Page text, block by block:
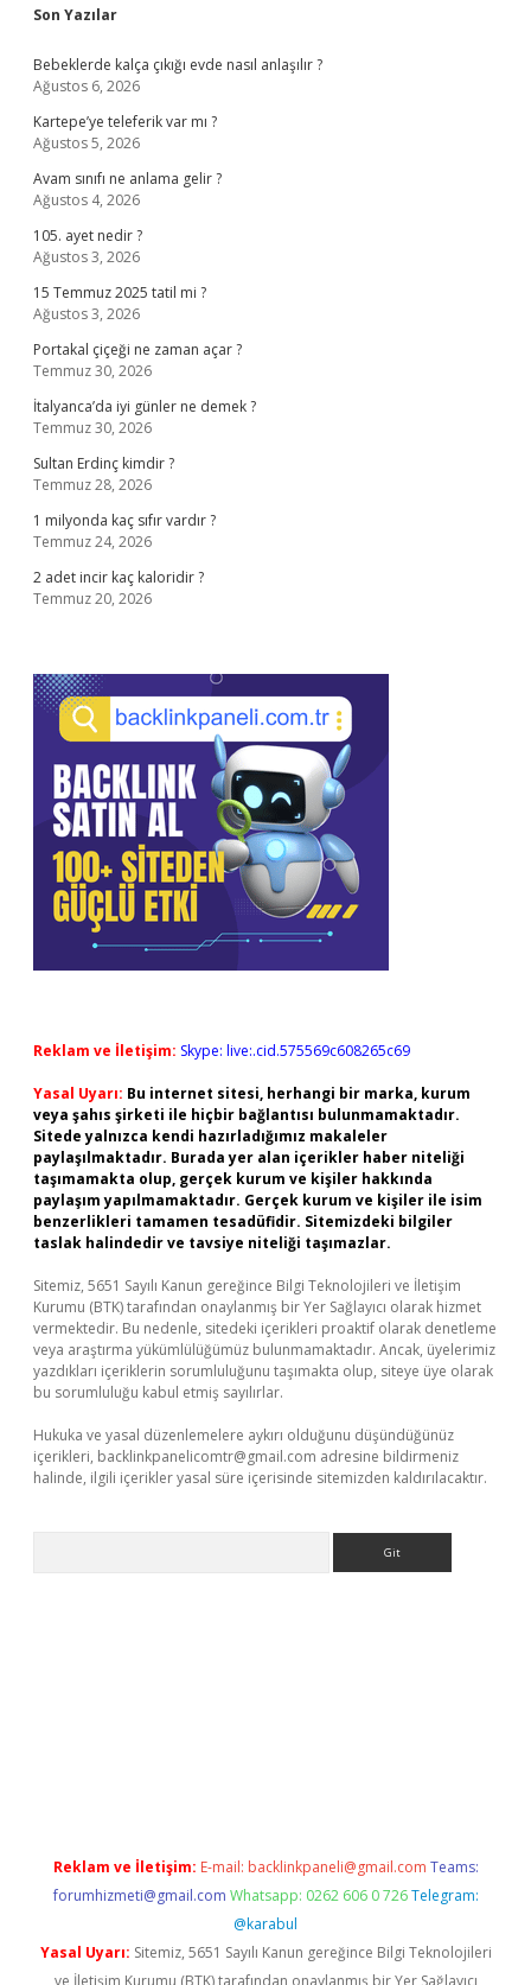
Sidebar
Son Yazılar
Bebeklerde kalça çıkığı evde nasıl anlaşılır ?
Ağustos 6, 2026
Kartepe’ye teleferik var mı ?
Ağustos 5, 2026
Avam sınıfı ne anlama gelir ?
Ağustos 4, 2026
105. ayet nedir ?
Ağustos 3, 2026
15 Temmuz 2025 tatil mi ?
Ağustos 3, 2026
Portakal çiçeği ne zaman açar ?
Temmuz 30, 2026
İtalyanca’da iyi günler ne demek ?
Temmuz 30, 2026
Sultan Erdinç kimdir ?
Temmuz 28, 2026
1 milyonda kaç sıfır vardır ?
Temmuz 24, 2026
2 adet incir kaç kaloridir ?
Temmuz 20, 2026
Reklam ve İletişim: Skype: live:.cid.575569c608265c69
Yasal Uyarı: Bu internet sitesi, herhangi bir marka, kurum
veya şahıs şirketi ile hiçbir bağlantısı bulunmamaktadır.
Sitede yalnızca kendi hazırladığımız makaleler
paylaşılmaktadır. Burada yer alan içerikler haber niteliği
taşımamakta olup, gerçek kurum ve kişiler hakkında
paylaşım yapılmamaktadır. Gerçek kurum ve kişiler ile isim
benzerlikleri tamamen tesadüfidir. Sitemizdeki bilgiler
taslak halindedir ve tavsiye niteliği taşımazlar.
Sitemiz, 5651 Sayılı Kanun gereğince Bilgi Teknolojileri ve İletişim
Kurumu (BTK) tarafından onaylanmış bir Yer Sağlayıcı olarak hizmet
vermektedir. Bu nedenle, sitedeki içerikleri proaktif olarak denetleme
veya araştırma yükümlülüğümüz bulunmamaktadır. Ancak, üyelerimiz
yazdıkları içeriklerin sorumluluğunu taşımakta olup, siteye üye olarak
bu sorumluluğu kabul etmiş sayılırlar.
Hukuka ve yasal düzenlemelere aykırı olduğunu düşündüğünüz
içerikleri, backlinkpanelicomtr@gmail.com adresine bildirmeniz
halinde, ilgili içerikler yasal süre içerisinde sitemizden kaldırılacaktır.
Reklam ve İletişim: E-mail: backlinkpaneli@gmail.com Teams:
forumhizmeti@gmail.com Whatsapp: 0262 606 0 726 Telegram:
@karabul
Yasal Uyarı: Sitemiz, 5651 Sayılı Kanun gereğince Bilgi Teknolojileri
ve İletişim Kurumu (BTK) tarafından onaylanmış bir Yer Sağlayıcı